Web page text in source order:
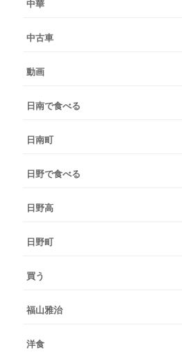
中華
中古車
動画
日南で食べる
日南町
日野で食べる
日野高
日野町
買う
福山雅治
洋食